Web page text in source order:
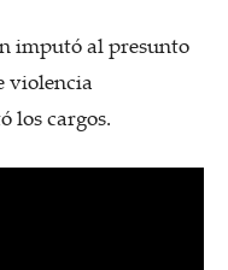
imputó al presunto
violencia
los cargos.